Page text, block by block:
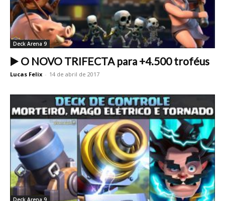
Deck Arena 9
▶️ O NOVO TRIFECTA para +4.500 troféus
Lucas Felix - 14 de abril de 2017
Deck Arena 9